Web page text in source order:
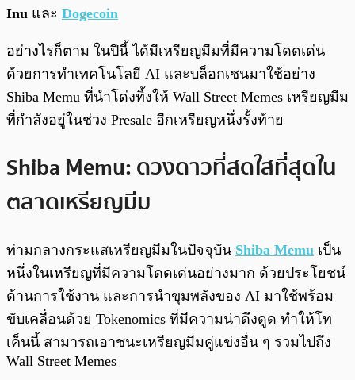
Inu และ Dogecoin
อย่างไรก็ตาม ในปีนี้ ได้มีเหรียญมีมที่มีความโดดเด่น
ด้วยการทำเทคโนโลยี AI และบล็อกเชนมาใช้อย่าง
Shiba Memu ที่นำโด่งทิ้งให้ Wall Street Memes เหรียญมีม
ที่กำลังอยู่ในช่วง Presale อีกเหรียญหนึ่งรั้งท้าย
Shiba Memu: ดวงดาวที่สดใสที่สุดใน
ตลาดเหรียญมีม
ท่ามกลางกระแสเหรียญมีมในปัจจุบัน Shiba Memu เป็น
หนึ่งในเหรียญที่มีความโดดเด่นอย่างมาก ด้วยประโยชน์
ด้านการใช้งาน และการนำขุมพลังของ AI มาใช้พร้อม
ขับเคลื่อนด้วย Tokenomics ที่มีความน่าดึงดูด ทำให้โท
เค็นนี้ สามารถเอาชนะเหรียญมีมคู่แข่งอื่น ๆ รวมไปถึง
Wall Street Memes